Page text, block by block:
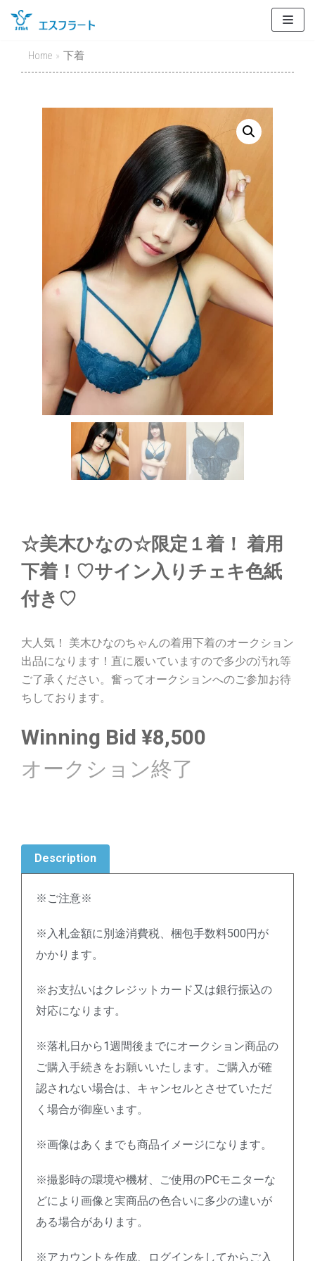
Skip
to
content
Home » 下着
☆美木ひなの☆限定１着！ 着用
下着！♡サイン入りチェキ色紙
付き♡
大人気！ 美木ひなのちゃんの着用下着のオークション
出品になります！直に履いていますので多少の汚れ等
ご了承ください。奮ってオークションへのご参加お待
ちしております。
Winning Bid ¥8,500
Description
※ご注意※
※入札金額に別途消費税、梱包手数料500円が
かかります。
※お支払いはクレジットカード又は銀行振込の
対応になります。
※落札日から1週間後までにオークション商品の
ご購入手続きをお願いいたします。ご購入が確
認されない場合は、キャンセルとさせていただ
く場合が御座います。
※画像はあくまでも商品イメージになります。
※撮影時の環境や機材、ご使用のPCモニターな
どにより画像と実商品の色合いに多少の違いが
ある場合があります。
※アカウントを作成、ログインをしてからご入